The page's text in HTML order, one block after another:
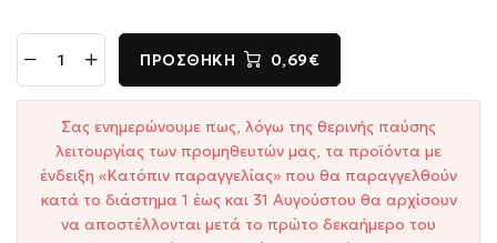
ΠΡΟΣΘΉΚΗ 0,69€
Σας ενημερώνουμε πως, λόγω της θερινής παύσης
λειτουργίας των προμηθευτών μας, τα προϊόντα με
ένδειξη «Κατόπιν παραγγελίας» που θα παραγγελθούν
κατά το διάστημα 1 έως και 31 Αυγούστου θα αρχίσουν
να αποστέλλονται μετά το πρώτο δεκαήμερο του